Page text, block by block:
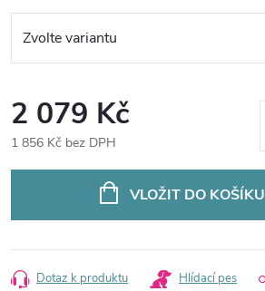
2 079 Kč
1 856 Kč bez DPH
VLOŽIT DO KOŠÍKU
Dotaz k produktu Hlídací pes